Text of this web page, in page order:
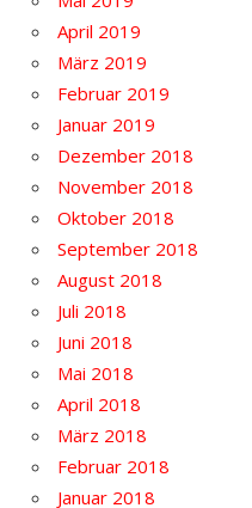
April 2019
März 2019
Februar 2019
Januar 2019
Dezember 2018
November 2018
Oktober 2018
September 2018
August 2018
Juli 2018
Juni 2018
Mai 2018
April 2018
März 2018
Februar 2018
Januar 2018